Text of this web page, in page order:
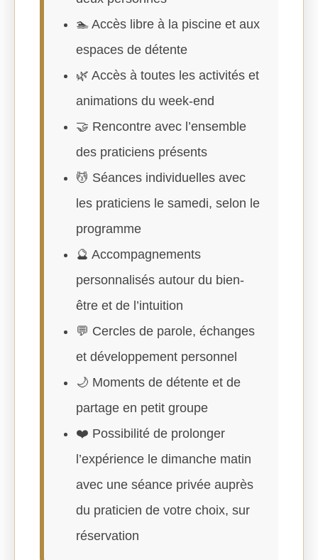
🏊 Accès libre à la piscine et aux
espaces de détente
🌿 Accès à toutes les activités et
animations du week-end
🤝 Rencontre avec l’ensemble
des praticiens présents
💆 Séances individuelles avec
les praticiens le samedi, selon le
programme
🔮 Accompagnements
personnalisés autour du bien-
être et de l’intuition
💬 Cercles de parole, échanges
et développement personnel
🌙 Moments de détente et de
partage en petit groupe
❤️ Possibilité de prolonger
l’expérience le dimanche matin
avec une séance privée auprès
du praticien de votre choix, sur
réservation